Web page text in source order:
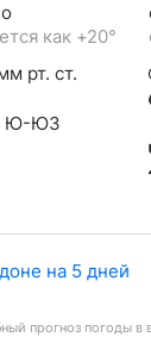
как +20°
рт. ст.
Ю-ЮЗ
на 5 дней
прогноз погоды